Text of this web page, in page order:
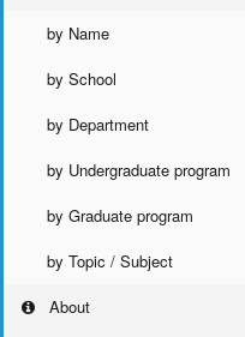
by Name
by School
by Department
by Undergraduate program
by Graduate program
by Topic / Subject
About